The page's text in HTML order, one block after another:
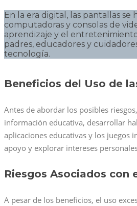
En la era digital, las pantallas
computadoras y consolas de
aprendizaje y el
padres, educadores y
tecnología.
Beneficios del Uso de
Antes de abordar los posibles
información educativa, desarrollar
aplicaciones educativas y los juegos
apoyo y explorar intereses
Riesgos Asociados con
A pesar de los beneficios, el uso